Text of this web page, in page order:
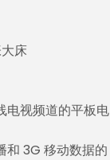
床
电视频道的平板电
和 3G 移动数据的